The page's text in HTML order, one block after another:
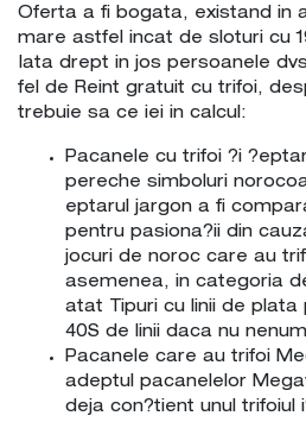
Oferta a fi bogata, existand in
mare astfel incat de sloturi cu
Iata drept in jos persoanele
fel de Reint gratuit cu trifoi,
trebuie sa ce iei in calcul:
Pacanele cu trifoi ?i
pereche simboluri
eptarul jargon a fi
pentru pasiona?ii din
jocuri de noroc care au
asemenea, in categoria
atat Tipuri cu linii de plata
40S de linii daca nu
Pacanele care au trifoi
adeptul pacanelelor
deja con?tient unul trifoiul